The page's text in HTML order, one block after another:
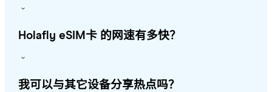
Holafly eSIM卡 的网速有多快？
我可以与其它设备分享热点吗？